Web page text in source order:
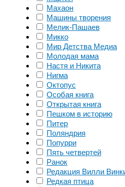
Махаон
Машины творения
Мелик-Пашаев
Микко
Мир Детства Медиа
Молодая мама
Настя и Никита
Нигма
Октопус
Особая книга
Открытая книга
Пешком в историю
Питер
Поляндрия
Попурри
Пять четвертей
Ранок
Редакция Вилли
Редкая птица